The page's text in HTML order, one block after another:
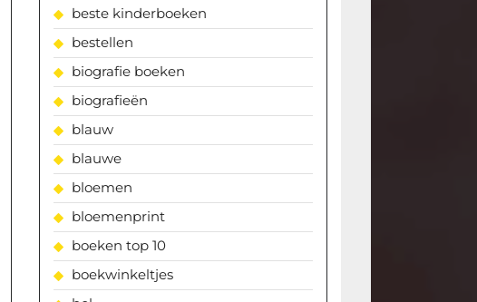
beste kinderboeken
bestellen
biografie boeken
biografieën
blauw
blauwe
bloemen
bloemenprint
boeken top 10
boekwinkeltjes